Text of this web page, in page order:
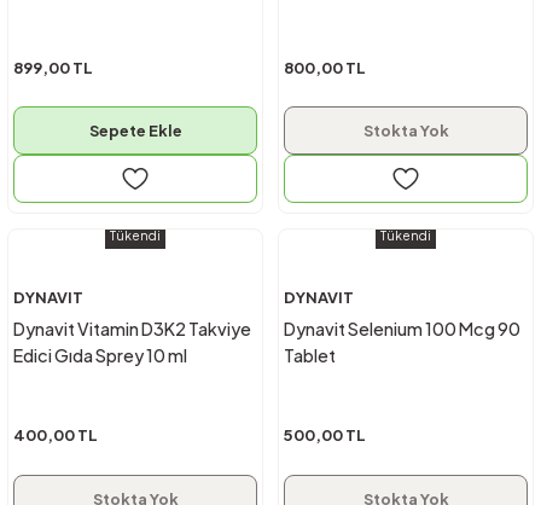
899,00 TL
Sepete Ekle
800,00 TL
Stokta Yok
Tükendi
DYNAVIT
Dynavit Vitamin D3K2 Takviye
Edici Gıda Sprey 10 ml
400,00 TL
Stokta Yok
Tükendi
DYNAVIT
Dynavit Selenium 100 Mcg 90
Tablet
500,00 TL
Stokta Yok